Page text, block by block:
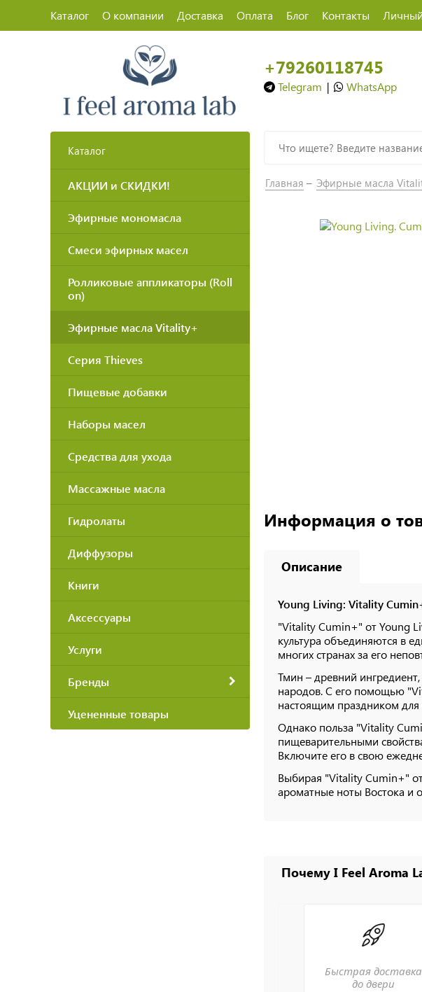
Каталог О компании Доставка Оплата Блог Контакты
+79260118745
Telegram | WhatsApp
Каталог
АКЦИИ и СКИДКИ!
Эфирные мономасла
Смеси эфирных масел
Ролликовые аппликаторы (Roll
on)
Эфирные масла Vitality+
Серия Thieves
Пищевые добавки
Наборы масел
Средства для ухода
Массажные масла
Гидролаты
Диффузоры
Книги
Аксессуары
Услуги
Бренды
Уцененные товары
Главная Эфирные масла
Информация о
Описание
Young Living: Vitality
"Vitality Cumin+" от Young
культура объединяются в
многих странах за его
Тмин – древний
народов. С его помощью
настоящим праздником для
Однако польза "Vitality
пищеварительными
Включите его в свою
Выбирая "Vitality Cumin+"
ароматные ноты Востока и
Почему I Feel Aroma
Быстрая доставка
до двери